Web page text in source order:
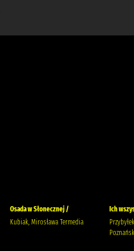
Osada w Słonecznej /
Kubiak, Mirosława Termedia
Ich